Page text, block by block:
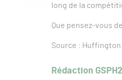
long de la
Que pensez-vous
Source : Huffington
Rédaction